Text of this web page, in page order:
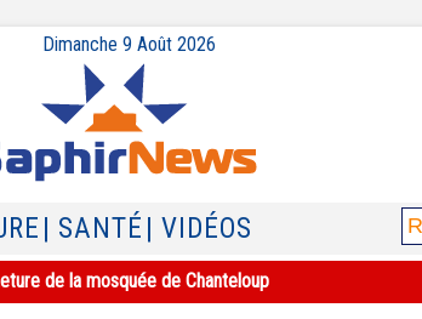
Dimanche 9 Août 2026
| SANTÉ | VIDÉOS
de la mosquée de Chanteloup